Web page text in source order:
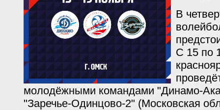
В
С 15 по
молодёжными командами "Динамо-
"Заречье-Одинцово-2" (Московская